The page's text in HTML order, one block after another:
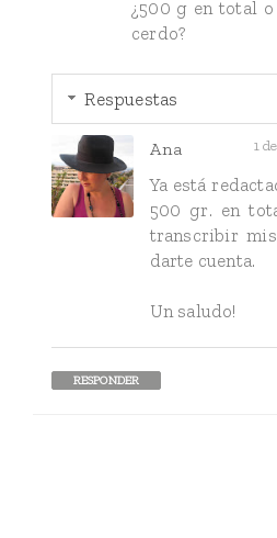
¿500 g en total
cerdo?
Respuestas
Ana 1
Ya está
500 gr. en
transcribir
darte cuenta.
Un saludo!
RESPONDER